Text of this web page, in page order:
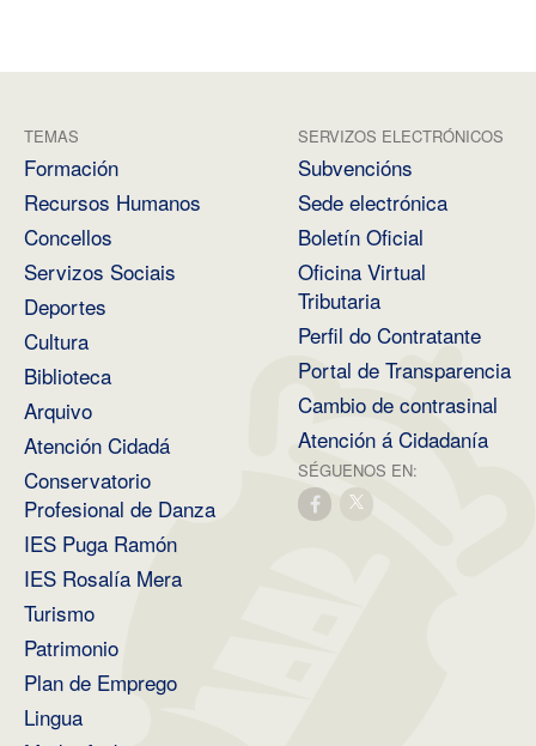
TEMAS
Formación
Recursos Humanos
Concellos
Servizos Sociais
Deportes
Cultura
Biblioteca
Arquivo
Atención Cidadá
Conservatorio
Profesional de Danza
IES Puga Ramón
IES Rosalía Mera
Turismo
Patrimonio
Plan de Emprego
Lingua
SERVIZOS ELECTRÓNICOS
Subvencións
Sede electrónica
Boletín Oficial
Oficina Virtual
Tributaria
Perfil do Contratante
Portal de Transparencia
Cambio de contrasinal
Atención á Cidadanía
SÉGUENOS EN: